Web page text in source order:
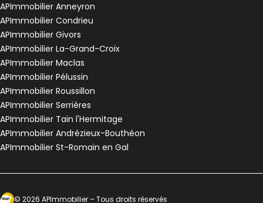
120 000 €
Maison de village • 3 pièces • 80 m²
APImmobilier Anneyron
APImmobilier Condrieu
APImmobilier Givors
APImmobilier La-Grand-Croix
APImmobilier Maclas
APImmobilier Pélussin
APImmobilier Roussillon
APImmobilier Serrières
APImmobilier Tain l'Hermitage
APImmobilier Andrézieux-Bouthéon
APImmobilier St-Romain en Gal
Ecosytème Ideeri
© 2026 APImmobilier – Tous droits réservés